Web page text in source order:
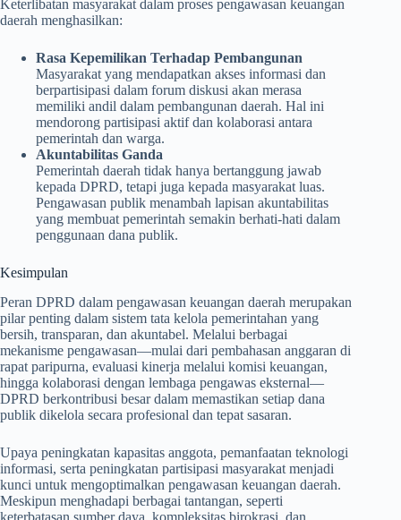
Keterlibatan masyarakat dalam proses pengawasan keuangan
daerah menghasilkan:
Rasa Kepemilikan Terhadap Pembangunan
Masyarakat yang mendapatkan akses informasi dan
berpartisipasi dalam forum diskusi akan merasa
memiliki andil dalam pembangunan daerah. Hal ini
mendorong partisipasi aktif dan kolaborasi antara
pemerintah dan warga.
Akuntabilitas Ganda
Pemerintah daerah tidak hanya bertanggung jawab
kepada DPRD, tetapi juga kepada masyarakat luas.
Pengawasan publik menambah lapisan akuntabilitas
yang membuat pemerintah semakin berhati-hati dalam
penggunaan dana publik.
Kesimpulan
Peran DPRD dalam pengawasan keuangan daerah merupakan
pilar penting dalam sistem tata kelola pemerintahan yang
bersih, transparan, dan akuntabel. Melalui berbagai
mekanisme pengawasan—mulai dari pembahasan anggaran di
rapat paripurna, evaluasi kinerja melalui komisi keuangan,
hingga kolaborasi dengan lembaga pengawas eksternal—
DPRD berkontribusi besar dalam memastikan setiap dana
publik dikelola secara profesional dan tepat sasaran.
Upaya peningkatan kapasitas anggota, pemanfaatan teknologi
informasi, serta peningkatan partisipasi masyarakat menjadi
kunci untuk mengoptimalkan pengawasan keuangan daerah.
Meskipun menghadapi berbagai tantangan, seperti
keterbatasan sumber daya, kompleksitas birokrasi, dan